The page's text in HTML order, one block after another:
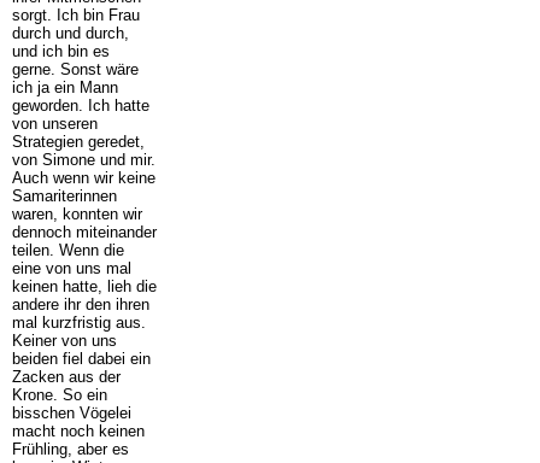
sorgt. Ich bin Frau
durch und durch,
und ich bin es
gerne. Sonst wäre
ich ja ein Mann
geworden. Ich hatte
von unseren
Strategien geredet,
von Simone und mir.
Auch wenn wir keine
Samariterinnen
waren, konnten wir
dennoch miteinander
teilen. Wenn die
eine von uns mal
keinen hatte, lieh die
andere ihr den ihren
mal kurzfristig aus.
Keiner von uns
beiden fiel dabei ein
Zacken aus der
Krone. So ein
bisschen Vögelei
macht noch keinen
Frühling, aber es